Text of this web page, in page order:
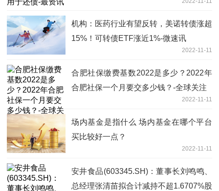
机构：医药行业有望反转，美诺转债涨超
15%！可转债ETF涨近1%-微速讯
2022-11-11
合肥社保缴费基数2022是多少？2022年
合肥社保一个月要交多少钱？-全球关注
2022-11-11
场内基金是指什么 场内基金在哪个平台
买比较好一点？
2022-11-11
安井食品(603345.SH)：董事长刘鸣鸣、
总经理张清苗拟合计减持不超1.6707%股